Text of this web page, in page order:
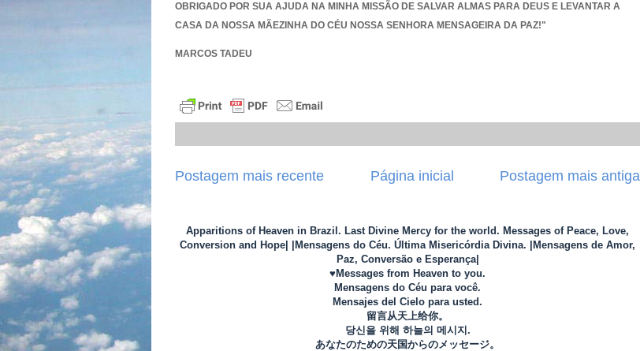
OBRIGADO POR SUA AJUDA NA MINHA MISSÃO DE SALVAR ALMAS PARA DEUS E LEVANTAR A
CASA DA NOSSA MÃEZINHA DO CÉU NOSSA SENHORA MENSAGEIRA DA PAZ!"
MARCOS TADEU
Postagem mais recente Postagem mais antiga
Página inicial
Apparitions of Heaven in Brazil. Last Divine Mercy for the world. Messages of Peace, Love,
Conversion and Hope| |Mensagens do Céu. Última Misericórdia Divina. |Mensagens de Amor,
Paz, Conversão e Esperança|
♥Messages from Heaven to you.
Mensagens do Céu para você.
Mensajes del Cielo para usted.
留言从天上给你。
당신을 위해 하늘의 메시지.
あなたのための天国からのメッセージ。